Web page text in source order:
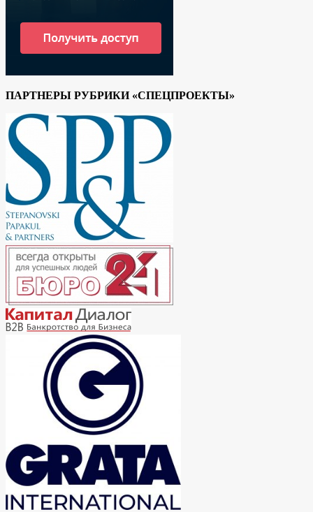
ПАРТНЕРЫ РУБРИКИ «СПЕЦПРОЕКТЫ»